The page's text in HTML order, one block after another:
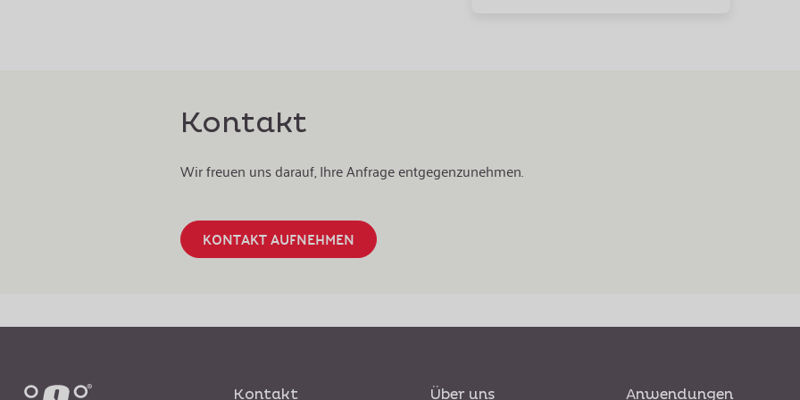
Kontakt
Wir freuen uns darauf, Ihre Anfrage entgegenzunehmen.
KONTAKT AUFNEHMEN
Kontakt Über uns Anwendungen